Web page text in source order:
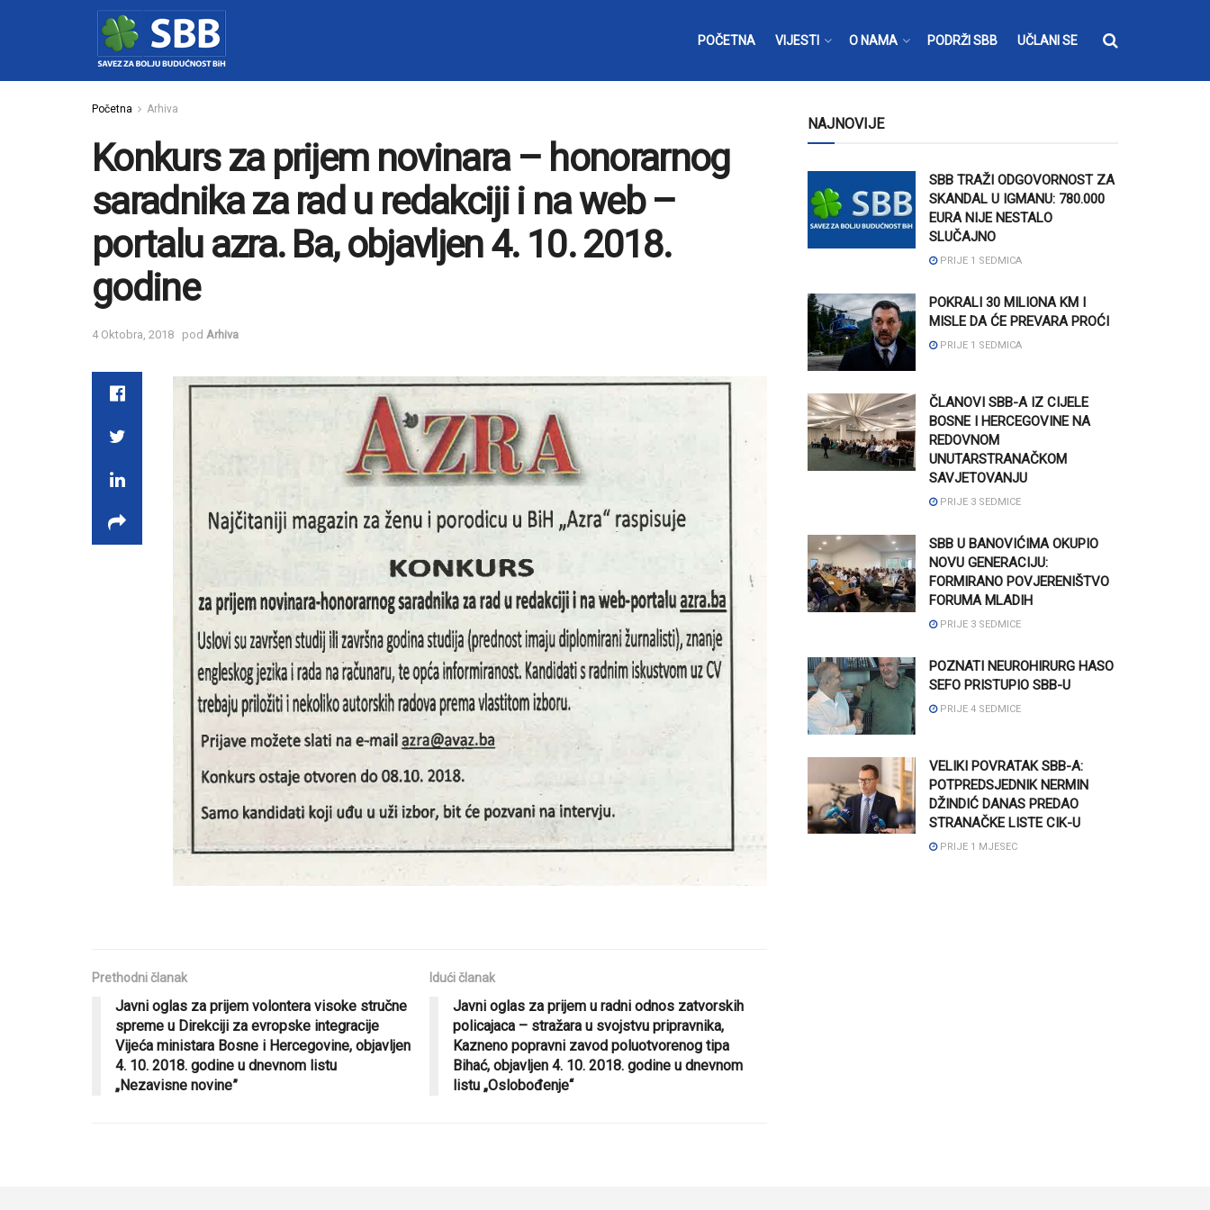
POČETNA VIJESTI O NAMA PODRŽI SBB UČLANI SE
Početna Arhiva
Konkurs za prijem novinara – honorarnog
saradnika za rad u redakciji i na web –
portalu azra. Ba, objavljen 4. 10. 2018.
godine
4 Oktobra, 2018 pod Arhiva
Prethodni članak
Javni oglas za prijem volontera visoke stručne
spreme u Direkciji za evropske integracije
Vijeća ministara Bosne i Hercegovine, objavljen
4. 10. 2018. godine u dnevnom listu
„Nezavisne novine”
Idući članak
Javni oglas za prijem u radni odnos zatvorskih
policajaca – stražara u svojstvu pripravnika,
Kazneno popravni zavod poluotvorenog tipa
Bihać, objavljen 4. 10. 2018. godine u dnevnom
listu „Oslobođenje“
NAJNOVIJE
SBB TRAŽI ODGOVORNOST ZA
SKANDAL U IGMANU: 780.000
EURA NIJE NESTALO
SLUČAJNO
PRIJE 1 SEDMICA
POKRALI 30 MILIONA KM I
MISLE DA ĆE PREVARA PROĆI
PRIJE 1 SEDMICA
ČLANOVI SBB-A IZ CIJELE
BOSNE I HERCEGOVINE NA
REDOVNOM
UNUTARSTRANAČKOM
SAVJETOVANJU
PRIJE 3 SEDMICE
SBB U BANOVIĆIMA OKUPIO
NOVU GENERACIJU:
FORMIRANO POVJERENIŠTVO
FORUMA MLADIH
PRIJE 3 SEDMICE
POZNATI NEUROHIRURG HASO
SEFO PRISTUPIO SBB-U
PRIJE 4 SEDMICE
VELIKI POVRATAK SBB-A:
POTPREDSJEDNIK NERMIN
DŽINDIĆ DANAS PREDAO
STRANAČKE LISTE CIK-U
PRIJE 1 MJESEC